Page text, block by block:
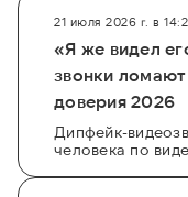
21 июля 2026 г. в
«Я же видел
звонки
доверия 2026
Дипфейк-
человека по